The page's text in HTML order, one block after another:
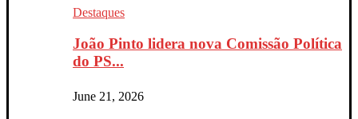
Destaques
João Pinto lidera nova Comissão Política
do PS...
June 21, 2026